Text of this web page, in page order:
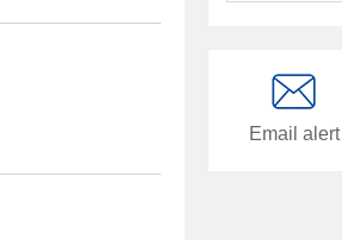
Email alert